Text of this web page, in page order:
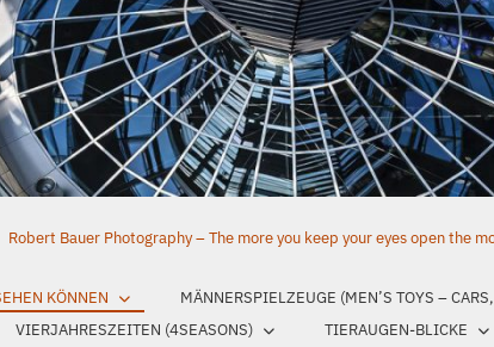
Robert Bauer Photography – The more you keep your eyes open the
KÖNNEN MÄNNERSPIELZEUGE (MEN’S TOYS –
VIERJAHRESZEITEN (4SEASONS) TIERAUGEN-BLICKE